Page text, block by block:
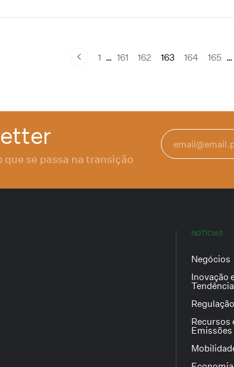
1 … 161 162 163 164 165 …
se passa na transição
NOTÍCIAS
Negócios
Inovação
Regulação
Recursos
Emissões